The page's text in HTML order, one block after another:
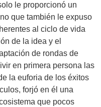
le proporcionó un
que también le expuso
al ciclo de vida
de la idea y el
de rondas de
en primera persona las
la euforia de los éxitos
forjó en él una
que pocos